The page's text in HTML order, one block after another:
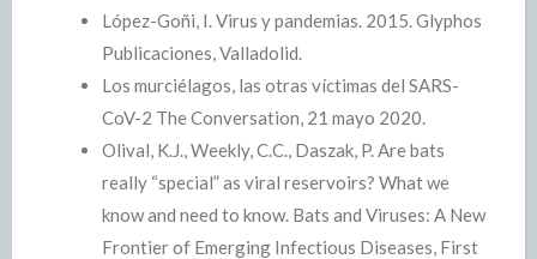
López-Goñi, I. Virus y pandemias. 2015. Glyphos
Publicaciones, Valladolid.
Los murciélagos, las otras víctimas del SARS-
CoV-2 The Conversation, 21 mayo 2020.
Olival, K.J., Weekly, C.C., Daszak, P. Are bats
really “special” as viral reservoirs? What we
know and need to know. Bats and Viruses: A New
Frontier of Emerging Infectious Diseases, First